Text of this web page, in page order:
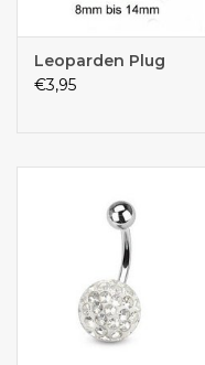
Leoparden Plug
€3,95